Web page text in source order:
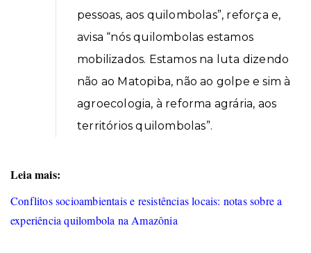
pessoas, aos quilombolas”, reforça e,
avisa “nós quilombolas estamos
mobilizados. Estamos na luta dizendo
não ao Matopiba, não ao golpe e sim à
agroecologia, à reforma agrária, aos
territórios quilombolas”.
Leia mais:
Conflitos socioambientais e resistências locais: notas sobre a
experiência quilombola na Amazônia